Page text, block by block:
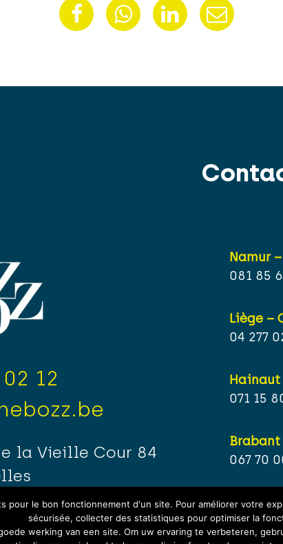
12
la Vieille Cour 84
Namur
081 85
Liège –
04 277
071 15
067 70
pour le bon fonctionnement d'un site. Pour améliorer votre
sécurisée, collecter des statistiques pour optimiser la
werking van een site. Om uw ervaring te verbeteren,